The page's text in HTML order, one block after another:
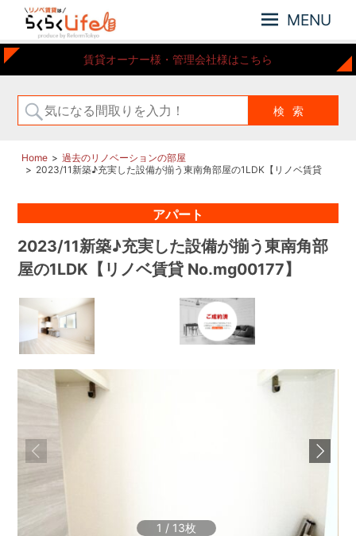
ノ
ベ
賃
は
く
ら
く
Life
元
近
郊
ノ
ン
さ
た
網
羅
部
MENU
賃貸オーナー様・管理会社様はこちら
Home
過去のリノベーションの部屋
2023/11新築♪充実した設備が揃う東南角部屋の1LDK【リノベ賃貸
アパート
2023/11新築♪充実した設備が揃う東南角部
屋の1LDK【リノベ賃貸 No.mg00177】
1 / 13